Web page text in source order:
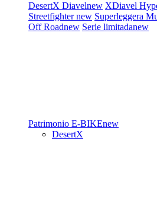
DesertX Diavelnew XDiavel
Streetfighternew Superleggera
Off Roadnew Serie limitadanew
Patrimonio E-BIKEnew
DesertX